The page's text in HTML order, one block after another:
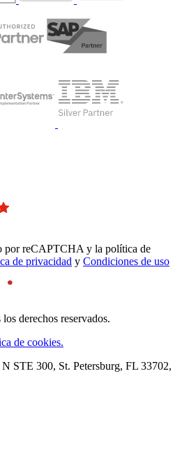
por reCAPTCHA y la política de
de privacidad y Condiciones de uso
derechos reservados.
de cookies.
STE 300, St. Petersburg, FL 33702,